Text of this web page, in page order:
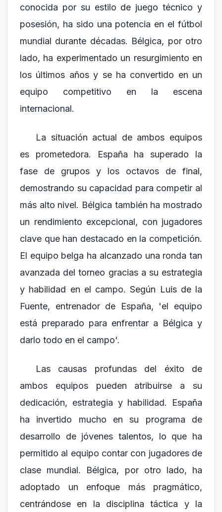
conocida por su estilo de juego técnico y
posesión, ha sido una potencia en el fútbol
mundial durante décadas. Bélgica, por otro
lado, ha experimentado un resurgimiento en
los últimos años y se ha convertido en un
equipo competitivo en la escena
internacional.
La situación actual de ambos equipos
es prometedora. España ha superado la
fase de grupos y los octavos de final,
demostrando su capacidad para competir al
más alto nivel. Bélgica también ha mostrado
un rendimiento excepcional, con jugadores
clave que han destacado en la competición.
El equipo belga ha alcanzado una ronda tan
avanzada del torneo gracias a su estrategia
y habilidad en el campo. Según Luis de la
Fuente, entrenador de España, 'el equipo
está preparado para enfrentar a Bélgica y
darlo todo en el campo'.
Las causas profundas del éxito de
ambos equipos pueden atribuirse a su
dedicación, estrategia y habilidad. España
ha invertido mucho en su programa de
desarrollo de jóvenes talentos, lo que ha
permitido al equipo contar con jugadores de
clase mundial. Bélgica, por otro lado, ha
adoptado un enfoque más pragmático,
centrándose en la disciplina táctica y la